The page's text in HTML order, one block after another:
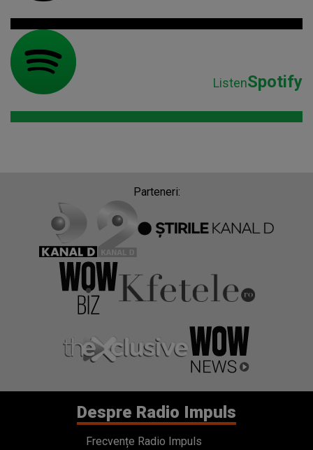
ListenSpotify
Parteneri:
Despre Radio Impuls
Frecvențe Radio Impuls